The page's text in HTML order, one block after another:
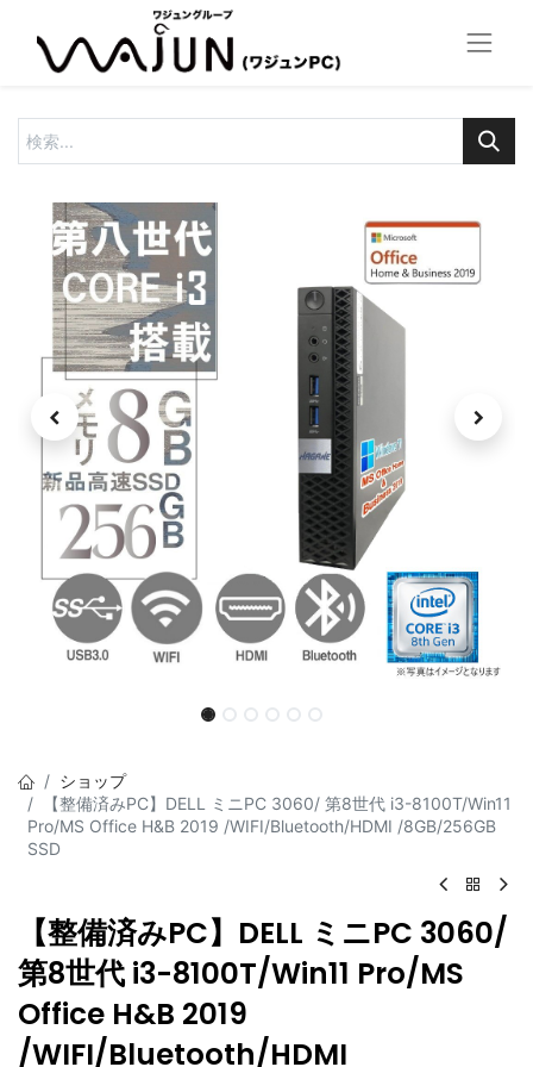
ショップ
【整備済みPC】DELL ミニPC 3060/ 第8世代 i3-8100T/Win11
Pro/MS Office H&B 2019 /WIFI/Bluetooth/HDMI /8GB/256GB
SSD
【整備済みPC】DELL ミニPC 3060/
第8世代 i3-8100T/Win11 Pro/MS
Office H&B 2019
/WIFI/Bluetooth/HDMI